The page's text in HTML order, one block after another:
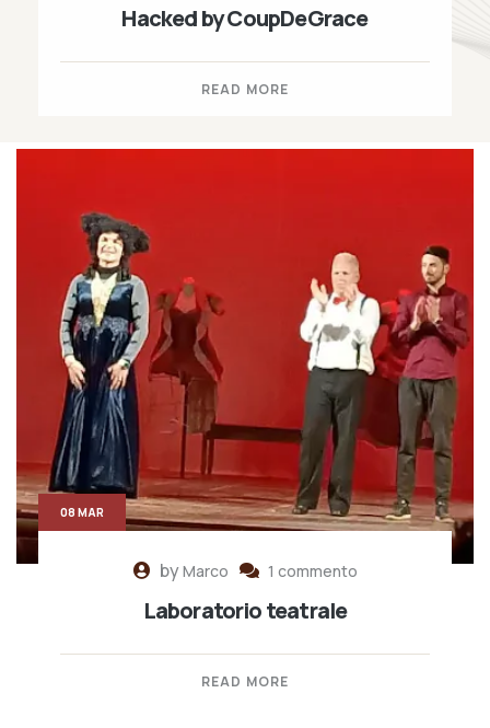
Hacked by CoupDeGrace
READ MORE
byMarco 1 commento
Laboratorio teatrale
READ MORE
08 MAR